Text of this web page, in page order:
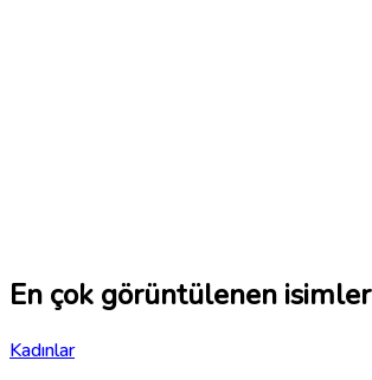
En çok görüntülenen isimler
Kadınlar